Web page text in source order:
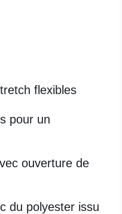
flexibles
pour un
ouverture de
du polyester issu